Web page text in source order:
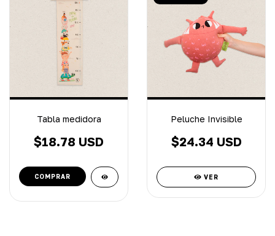
Tabla medidora
$18.78 USD
Peluche Invisible
$24.34 USD
VER